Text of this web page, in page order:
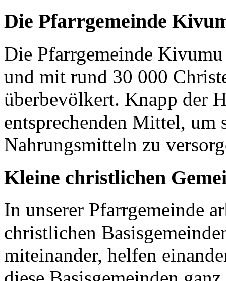
Die Pfarrgemeinde
Die Pfarrgemeinde
und mit rund 30 000
überbevölkert. Knapp der
entsprechenden Mittel, um
Nahrungsmitteln zu
Kleine christlichen
In unserer Pfarrgemeinde
christlichen
miteinander, helfen